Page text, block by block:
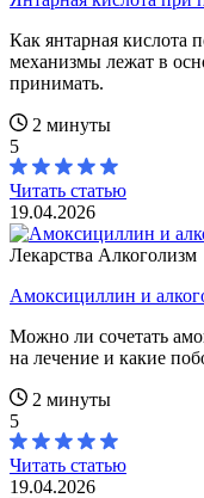
Как янтарная кислота
механизмы лежат в
принимать.
2 минуты
5
Читать статью
19.04.2026
Лекарства Алкоголизм
Амоксициллин и
Можно ли сочетать
на лечение и какие
2 минуты
5
Читать статью
19.04.2026